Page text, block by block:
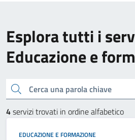
Esplora tutti i
Educazione e
Cerca una parola chiave
4servizi trovati in ordine alfabetico
EDUCAZIONE E FORMAZIONE